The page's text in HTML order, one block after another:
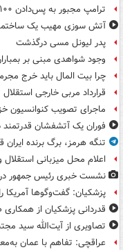
ترامپ مجبور به پس‌دادن ۱۰۰ میلیارد دلار از پول تعرفه‌ها شد
آتش سوزی مهیب یک ساختمان ۱۲ طبقه در
پدر لیونل مسی درگذشت
وجود شواهدی مبنی بر
چرا بیت المال باید خرج
قرارداد مربی خارجی
ماجرای تصویب کنوانسیون
فوران یک آتشفشان قدرتمند
تنگه هرمز، برگ برنده ایران
اعلام محل میزبانی
نشست خبری رئیس جمهور در
پزشکیان: گفت‌وگوها آمریکا
قدردانی پزشکیان از
تصاویری از آیت‌الله سید
عراقچی: تفاهم با عمان